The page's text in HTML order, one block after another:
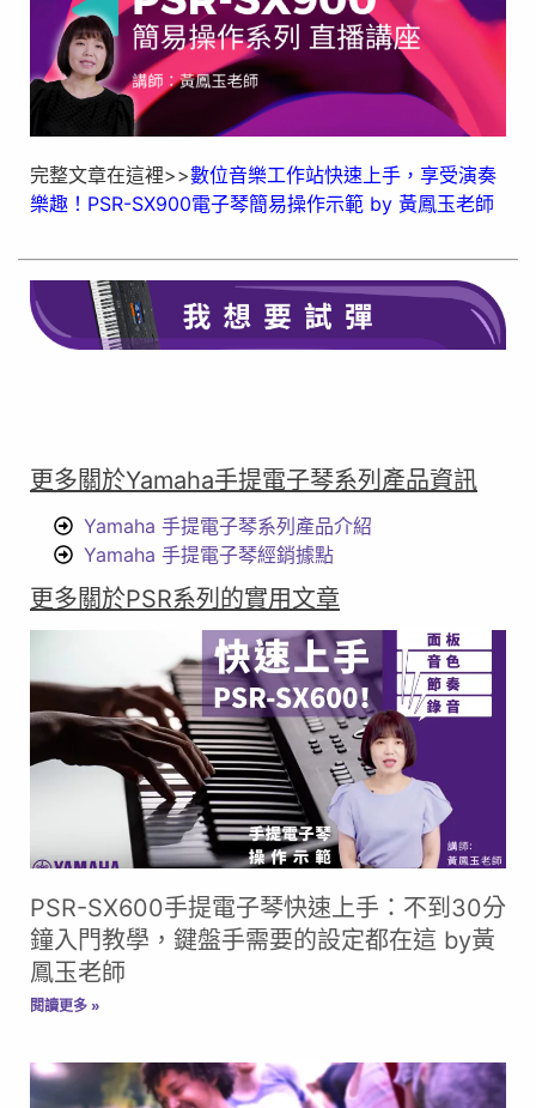
完整文章在這裡>>數位音樂工作站快速上手，享受演奏
樂趣！PSR-SX900電子琴簡易操作示範 by 黃鳳玉老師
在此點擊
更多關於Yamaha手提電子琴系列產品資訊
Yamaha 手提電子琴系列產品介紹
Yamaha 手提電子琴經銷據點
更多關於PSR系列的實用文章
PSR-SX600手提電子琴快速上手：不到30分
鐘入門教學，鍵盤手需要的設定都在這 by黃
鳳玉老師
閱讀更多 »